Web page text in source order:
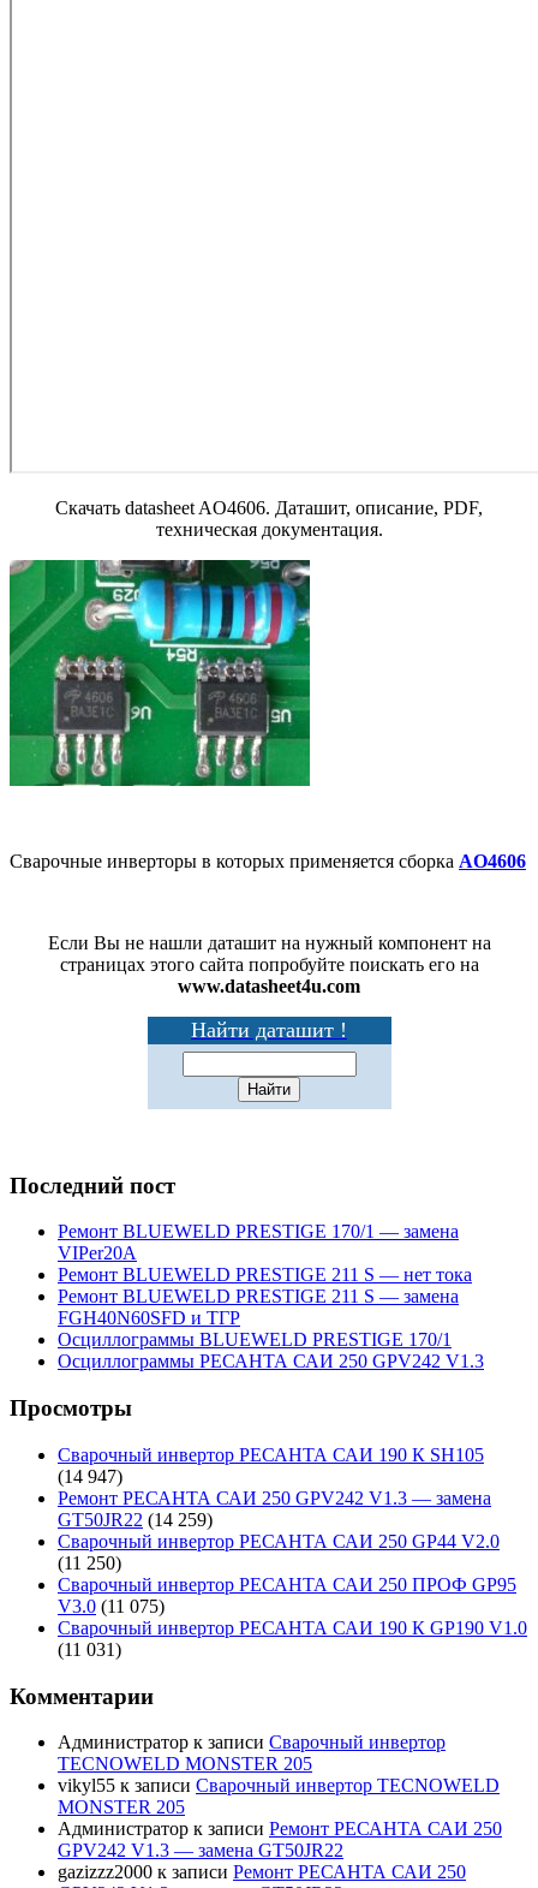
Скачать datasheet AO4606. Даташит, описание, PDF,
техническая документация.
Сварочные инверторы в которых применяется сборка AO4606
Если Вы не нашли даташит на нужный компонент на
страницах этого сайта попробуйте поискать его на
www.datasheet4u.com
Найти даташит !
Последний пост
Ремонт BLUEWELD PRESTIGE 170/1 — замена
VIPer20A
Ремонт BLUEWELD PRESTIGE 211 S — нет тока
Ремонт BLUEWELD PRESTIGE 211 S — замена
FGH40N60SFD и ТГР
Осциллограммы BLUEWELD PRESTIGE 170/1
Осциллограммы РЕСАНТА САИ 250 GPV242 V1.3
Просмотры
Сварочный инвертор РЕСАНТА САИ 190 К SH105
(14 947)
Ремонт РЕСАНТА САИ 250 GPV242 V1.3 — замена
GT50JR22 (14 259)
Сварочный инвертор РЕСАНТА САИ 250 GP44 V2.0
(11 250)
Сварочный инвертор РЕСАНТА САИ 250 ПРОФ GP95
V3.0 (11 075)
Сварочный инвертор РЕСАНТА САИ 190 К GP190 V1.0
(11 031)
Комментарии
Администратор к записи Сварочный инвертор
TECNOWELD MONSTER 205
vikyl55 к записи Сварочный инвертор TECNOWELD
MONSTER 205
Администратор к записи Ремонт РЕСАНТА САИ 250
GPV242 V1.3 — замена GT50JR22
gazizzz2000 к записи Ремонт РЕСАНТА САИ 250